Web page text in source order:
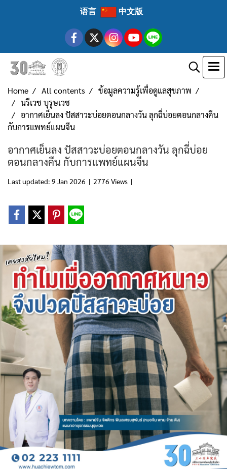
语言 中文版
Home All contents
ข้อมูลความรู้เพื่อดูแลสุขภาพ
นรีเวช บุรุษเวช
อากาศเย็นลง ปัสสาวะบ่อยตอนกลางวัน ลุกฉี่บ่อยตอนกลางคืน
กับการแพทย์แผนจีน
อากาศเย็นลง ปัสสาวะบ่อยตอนกลางวัน ลุกฉี่บ่อย
ตอนกลางคืน กับการแพทย์แผนจีน
Last updated: 9 Jan 2026 | 2776 Views |